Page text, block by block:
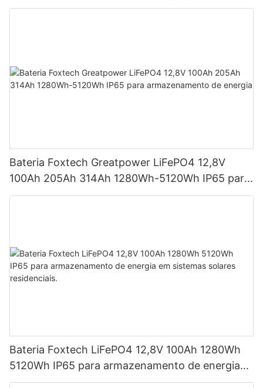
potências de 590 W, 620 W, 630 W e 650 W.
Bateria Foxtech Greatpower LiFePO4 12,8V
100Ah 205Ah 314Ah 1280Wh-5120Wh IP65 para
armazenamento de energia
Bateria Foxtech LiFePO4 12,8V 100Ah 1280Wh
5120Wh IP65 para armazenamento de energia
em sistemas solares residenciais.